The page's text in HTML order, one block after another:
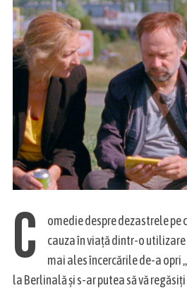
C
omedie despre dezastrele pe
cauza în viață dintr-o utilizare
mai ales încercările de-a opri
la Berlinală și s-ar putea să vă